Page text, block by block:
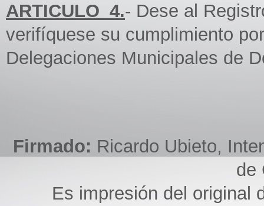
ARTICULO_4.- Dese al
verifíquese su cumplimiento
Delegaciones Municipales de
Firmado: Ricardo Ubieto,
de
Es impresión del original